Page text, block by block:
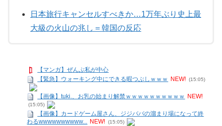
日本旅行キャンセルすべきか…1万年ぶり史上最
大級の火山の兆し＝韓国の反応
【マンガ】ぜんぶ私が中心
【緊急】ウォーキング中にできる暇つぶしｗｗｗ
NEW! (15:05)
【画像】tuki.、お乳の始まり解禁ｗｗｗｗｗｗｗｗｗｗ NEW!
(15:05)
【画像】カードゲーム屋さん、ジジババの溜まり場になって終
わるwwwwwwwwww... NEW! (15:05)